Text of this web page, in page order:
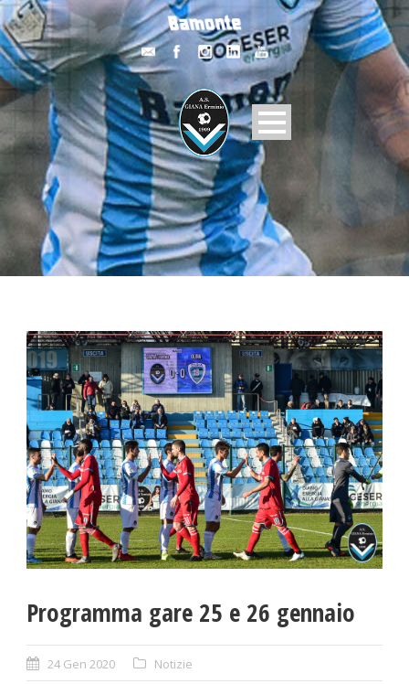
Programma gare 25 e 26 gennaio
24 Gen 2020 Notizie